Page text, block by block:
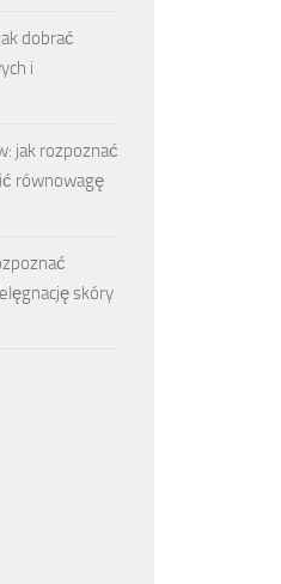
dobrać
i
jak rozpoznać
równowagę
skóry